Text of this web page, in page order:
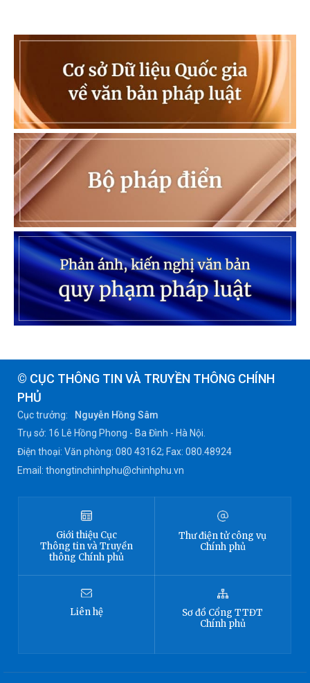
© CỤC THÔNG TIN VÀ TRUYỀN THÔNG CHÍNH
PHỦ
Cục trưởng:
Nguyễn Hồng Sâm
Trụ sở: 16 Lê Hồng Phong - Ba Đình - Hà Nội.
Điện thoại: Văn phòng: 080 43162; Fax: 080.48924
Email: thongtinchinhphu@chinhphu.vn
Giới thiệu Cục
Thông tinvà Truyền
thông Chính phủ
Thư điện tử công vụ
Chính phủ
Liên hệ Sơ đồ Cổng TTĐT
Chính phủ